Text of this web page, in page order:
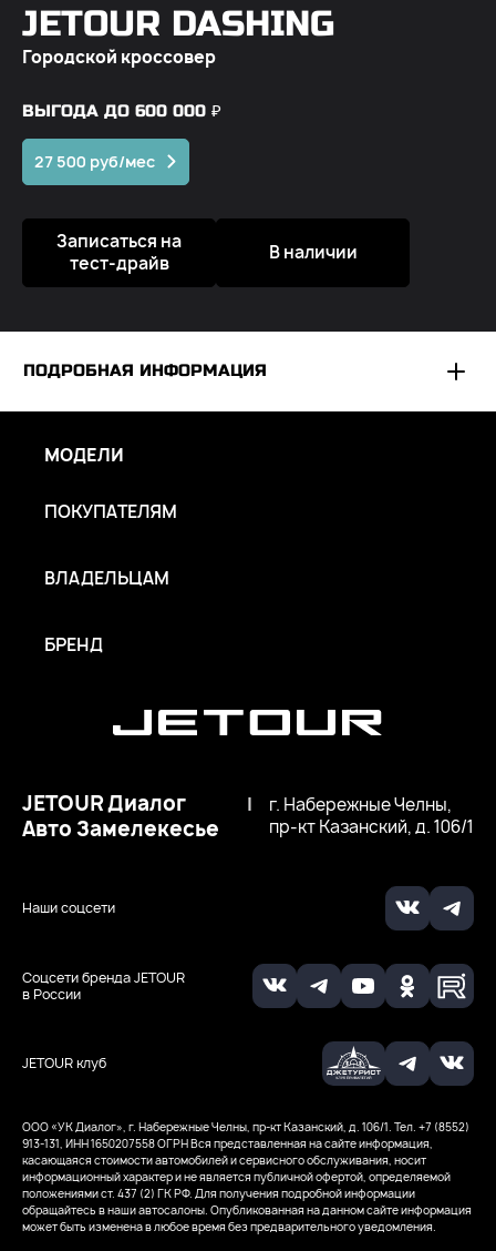
JETOUR DASHING
Городской кроссовер
ВЫГОДА ДО 600 000 ₽
27 500 руб/мес
Записаться на
тест-драйв
В наличии
ПОДРОБНАЯ ИНФОРМАЦИЯ
право вносить изменения в любую комплектацию автомобиля
без предварительного уведомления. Упоминаемое
публичной офертой.
JETOUR клуб
Соцсети бренда JETOUR
в России
Наши соцсети
JETOUR Диалог
Авто Замелекесье
|
г. Набережные Челны,
пр-кт Казанский, д. 106/1
МОДЕЛИ
ПОКУПАТЕЛЯМ
ВЛАДЕЛЬЦАМ
БРЕНД
ООО «УК Диалог», г. Набережные Челны, пр-кт Казанский, д. 106/1. Тел. +7 (8552)
913-131, ИНН 1650207558ОГРНВся представленная на сайте информация,
касающаяся стоимости автомобилей и сервисного обслуживания, носит
информационный характер и не является публичной офертой, определяемой
положениями ст. 437 (2) ГК РФ. Для получения подробной информации
обращайтесь в наши автосалоны. Опубликованная на данном сайте информация
может быть изменена в любое время без предварительного уведомления.